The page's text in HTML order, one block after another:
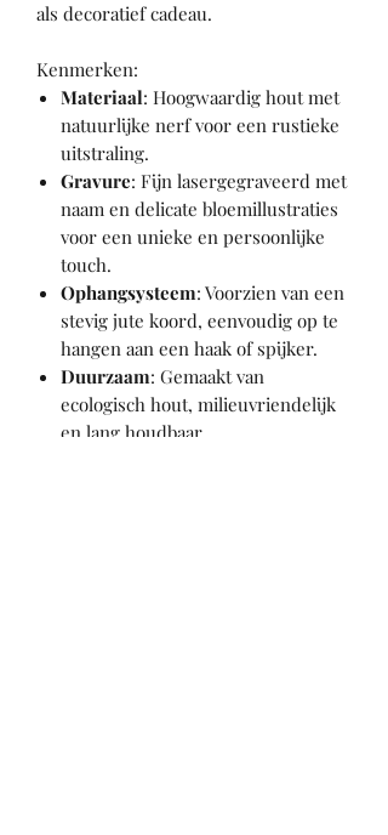
als decoratief cadeau.
Kenmerken:
Materiaal: Hoogwaardig hout met
natuurlijke nerf voor een rustieke
uitstraling.
Gravure: Fijn lasergegraveerd met
naam en delicate bloemillustraties
voor een unieke en persoonlijke
touch.
Ophangsysteem: Voorzien van een
stevig jute koord, eenvoudig op te
hangen aan een haak of spijker.
Duurzaam: Gemaakt van
ecologisch hout, milieuvriendelijk
en lang houdbaar.